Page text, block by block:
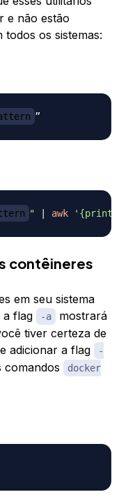
e não estão
todos os sistemas:
" awk '{print
contêineres
em seu sistema
a flag -a
mostrará
tiver certeza de
adicionar a flag
-
docker